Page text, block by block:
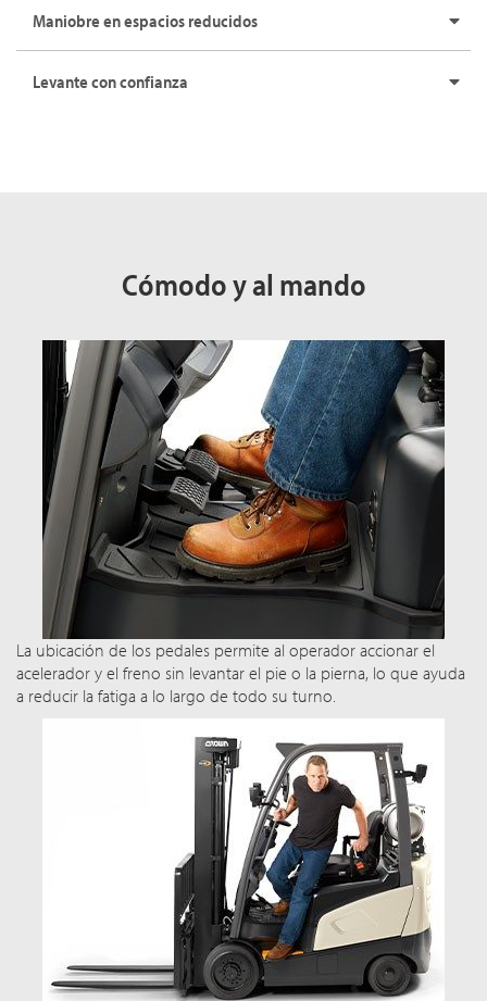
Maniobre en espacios reducidos
Levante con confianza
Cómodo y al mando
La ubicación de los pedales permite al operador accionar el
acelerador y el freno sin levantar el pie o la pierna, lo que ayuda
a reducir la fatiga a lo largo de todo su turno.